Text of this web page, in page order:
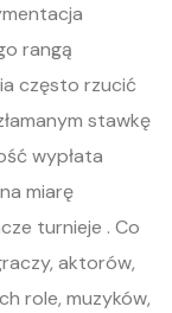
rangą
często rzucić
stawkę
wypłata
miarę
turnieje . Co
aktorów,
role, muzyków,